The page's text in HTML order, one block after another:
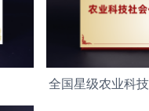
全国星级农业科